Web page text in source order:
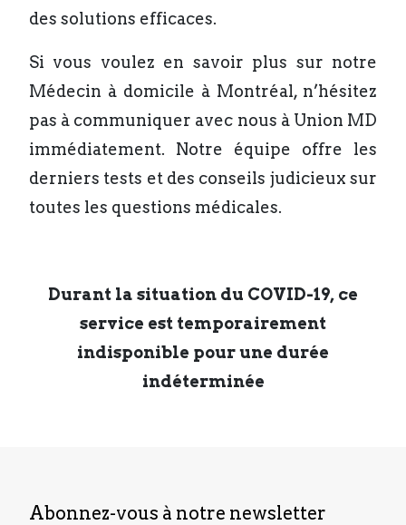
des solutions efficaces.
Si vous voulez en savoir plus sur notre
Médecin à domicile à Montréal, n’hésitez
pas à communiquer avec nous à Union MD
immédiatement. Notre équipe offre les
derniers tests et des conseils judicieux sur
toutes les questions médicales.
Durant la situation du COVID-19, ce
service est temporairement
indisponible pour une durée
indéterminée
Abonnez-vous à notre newsletter